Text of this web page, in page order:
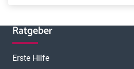
Ratgeber
Erste Hilfe